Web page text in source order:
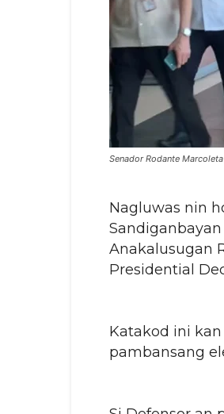
Senador Rodante Marcoleta
Nagluwas nin
Anakalusugan
Presidential
Katakod ini
pambansang